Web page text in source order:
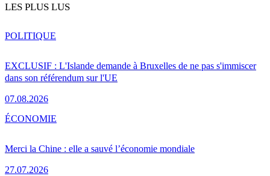
LES PLUS LUS
EXCLUSIF : L'Islande demande à Bruxelles de ne pas s'immiscer
dans son référendum sur l'UE
07.08.2026
POLITIQUE
Merci la Chine : elle a sauvé l’économie mondiale
27.07.2026
ÉCONOMIE